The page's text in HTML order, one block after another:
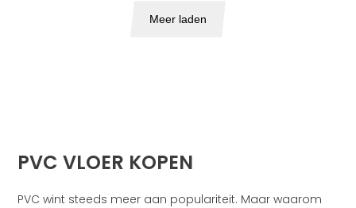
Meer laden
PVC VLOER KOPEN
PVC wint steeds meer aan populariteit. Maar waarom